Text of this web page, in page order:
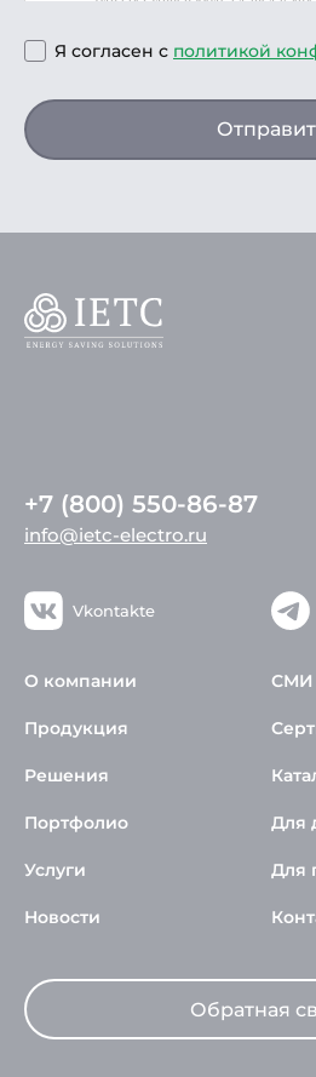
Я согласен с политикой
+7 (800) 550-86-87
info@ietc-electro.ru
Vkontakte
О компании
Продукция
Решения
Портфолио
Услуги
Новости
СМИ
Для
Для
Обратная